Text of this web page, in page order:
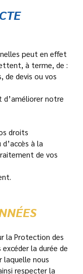
peut en effet
à terme, de :
de devis ou vos
notre
droits
à la
de vos
la Protection des
la durée de
laquelle nous
respecter la